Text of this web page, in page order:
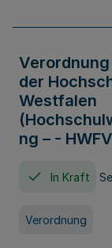
der
Westfalen
ng – -
In Kraft
Verordnung